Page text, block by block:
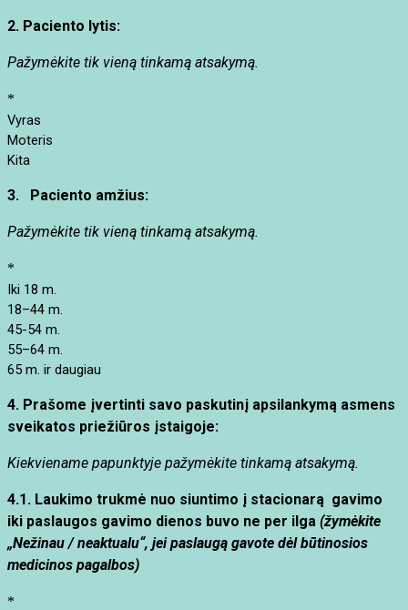
2. Paciento lytis:
Pažymėkite tik vieną tinkamą atsakymą.
*
Vyras
Moteris
Kita
3. Paciento amžius:
Pažymėkite tik vieną tinkamą atsakymą.
*
Iki 18 m.
18–44 m.
45-54 m.
55–64 m.
65 m. ir daugiau
4. Prašome įvertinti savo paskutinį apsilankymą asmens
sveikatos priežiūros įstaigoje:
Kiekviename papunktyje pažymėkite tinkamą atsakymą.
4.1. Laukimo trukmė nuo siuntimo į stacionarą gavimo
iki paslaugos gavimo dienos buvo ne per ilga (žymėkite
„Nežinau / neaktualu“, jei paslaugą gavote dėl būtinosios
medicinos pagalbos)
*